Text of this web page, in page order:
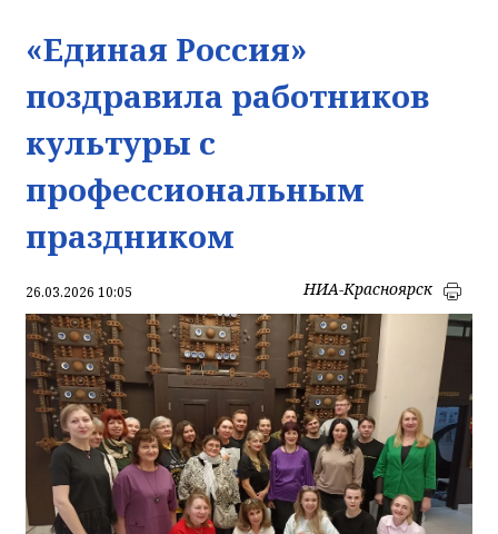
«Единая Россия»
поздравила работников
культуры с
профессиональным
праздником
26.03.2026 10:05 НИА-Красноярск